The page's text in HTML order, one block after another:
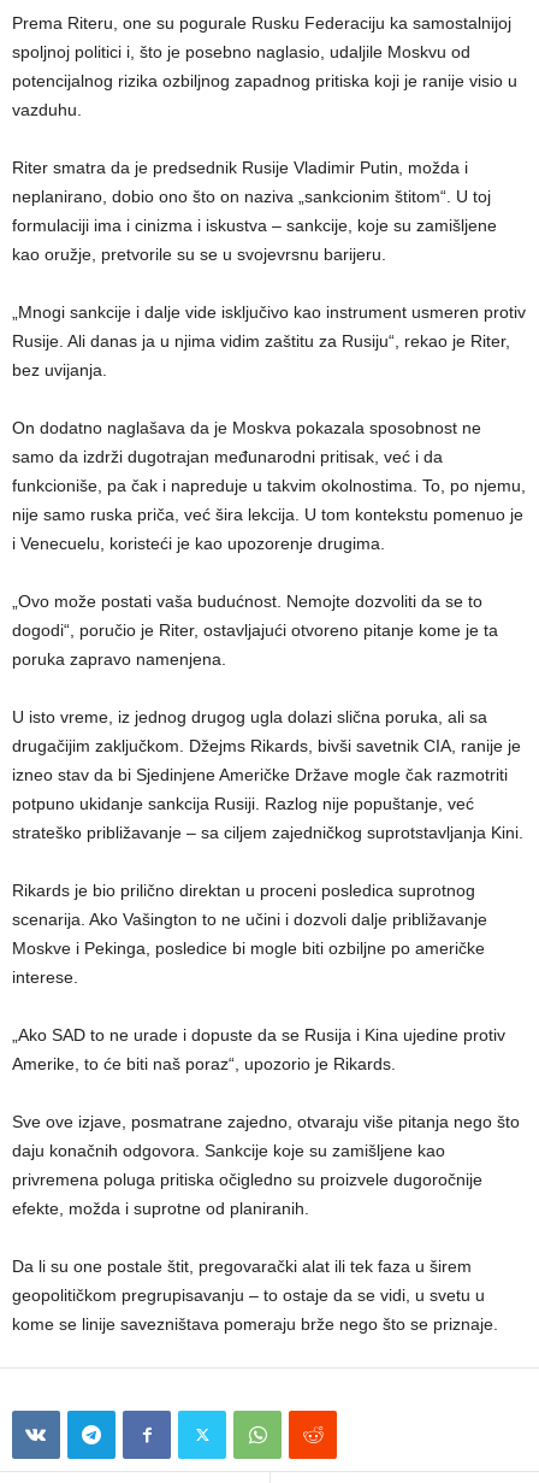
Prema Riteru, one su pogurale Rusku Federaciju ka samostalnijoj
spoljnoj politici i, što je posebno naglasio, udaljile Moskvu od
potencijalnog rizika ozbiljnog zapadnog pritiska koji je ranije visio u
vazduhu.
Riter smatra da je predsednik Rusije Vladimir Putin, možda i
neplanirano, dobio ono što on naziva „sankcionim štitom“. U toj
formulaciji ima i cinizma i iskustva – sankcije, koje su zamišljene
kao oružje, pretvorile su se u svojevrsnu barijeru.
„Mnogi sankcije i dalje vide isključivo kao instrument usmeren protiv
Rusije. Ali danas ja u njima vidim zaštitu za Rusiju“, rekao je Riter,
bez uvijanja.
On dodatno naglašava da je Moskva pokazala sposobnost ne
samo da izdrži dugotrajan međunarodni pritisak, već i da
funkcioniše, pa čak i napreduje u takvim okolnostima. To, po njemu,
nije samo ruska priča, već šira lekcija. U tom kontekstu pomenuo je
i Venecuelu, koristeći je kao upozorenje drugima.
„Ovo može postati vaša budućnost. Nemojte dozvoliti da se to
dogodi“, poručio je Riter, ostavljajući otvoreno pitanje kome je ta
poruka zapravo namenjena.
U isto vreme, iz jednog drugog ugla dolazi slična poruka, ali sa
drugačijim zaključkom. Džejms Rikards, bivši savetnik CIA, ranije je
izneo stav da bi Sjedinjene Američke Države mogle čak razmotriti
potpuno ukidanje sankcija Rusiji. Razlog nije popuštanje, već
strateško približavanje – sa ciljem zajedničkog suprotstavljanja Kini.
Rikards je bio prilično direktan u proceni posledica suprotnog
scenarija. Ako Vašington to ne učini i dozvoli dalje približavanje
Moskve i Pekinga, posledice bi mogle biti ozbiljne po američke
interese.
„Ako SAD to ne urade i dopuste da se Rusija i Kina ujedine protiv
Amerike, to će biti naš poraz“, upozorio je Rikards.
Sve ove izjave, posmatrane zajedno, otvaraju više pitanja nego što
daju konačnih odgovora. Sankcije koje su zamišljene kao
privremena poluga pritiska očigledno su proizvele dugoročnije
efekte, možda i suprotne od planiranih.
Da li su one postale štit, pregovarački alat ili tek faza u širem
geopolitičkom pregrupisavanju – to ostaje da se vidi, u svetu u
kome se linije savezništava pomeraju brže nego što se priznaje.